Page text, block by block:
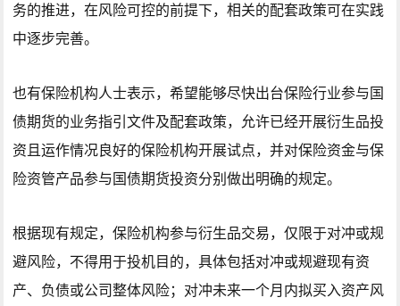
务的推进，在风险可控的前提下，相关的配套政策可在实践
中逐步完善。
也有保险机构人士表示，希望能够尽快出台保险行业参与国
债期货的业务指引文件及配套政策，允许已经开展衍生品投
资且运作情况良好的保险机构开展试点，并对保险资金与保
险资管产品参与国债期货投资分别做出明确的规定。
根据现有规定，保险机构参与衍生品交易，仅限于对冲或规
避风险，不得用于投机目的，具体包括对冲或规避现有资
产、负债或公司整体风险；对冲未来一个月内拟买入资产风